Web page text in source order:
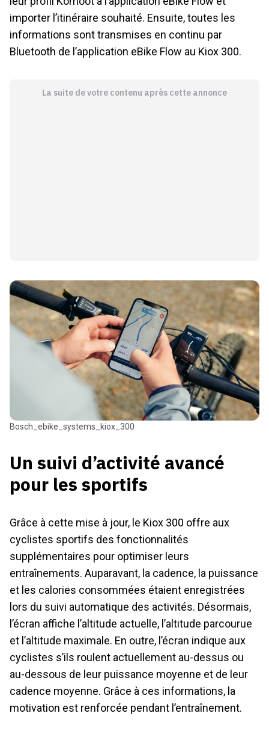
importer l’itinéraire souhaité. Ensuite, toutes les
informations sont transmises en continu par
Bluetooth de l’application eBike Flow au Kiox 300.
La suite de votre contenu après cette annonce
bosch_ebike_systems_kiox_300
Un suivi d’activité avancé
pour les sportifs
Grâce à cette mise à jour, le Kiox 300 offre aux
cyclistes sportifs des fonctionnalités
supplémentaires pour optimiser leurs
entraînements. Auparavant, la cadence, la puissance
et les calories consommées étaient enregistrées
lors du suivi automatique des activités. Désormais,
l’écran affiche l’altitude actuelle, l’altitude parcourue
et l’altitude maximale. En outre, l’écran indique aux
cyclistes s’ils roulent actuellement au-dessus ou
au-dessous de leur puissance moyenne et de leur
cadence moyenne. Grâce à ces informations, la
motivation est renforcée pendant l’entraînement.